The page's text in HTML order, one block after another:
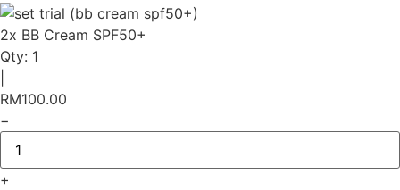
2x BB Cream SPF50+
Qty: 1
RM100.00
−
+